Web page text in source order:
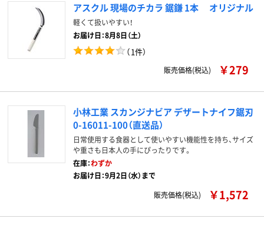
アスクル 現場のチカラ 鋸鎌 1本 オリジナル
軽くて扱いやすい！
お届け日：8月8日（土）
（1件）
販売価格(税込) ￥279
小林工業 スカンジナビア デザートナイフ鋸刃
0-16011-100（直送品）
日常使用する食器として使いやすい機能性を持ち、サイズ
や重さも日本人の手にぴったりです。
在庫：わずか
お届け日：9月2日（水）まで
販売価格(税込)
￥1,572